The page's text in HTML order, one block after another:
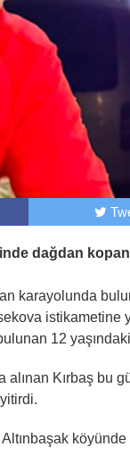
dağdan
karayolunda
istikametine
12
alınan Kırbaş bu
Altınbaşak